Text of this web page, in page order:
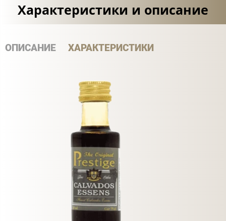
Характеристики и описание
ОПИСАНИЕ ХАРАКТЕРИСТИКИ